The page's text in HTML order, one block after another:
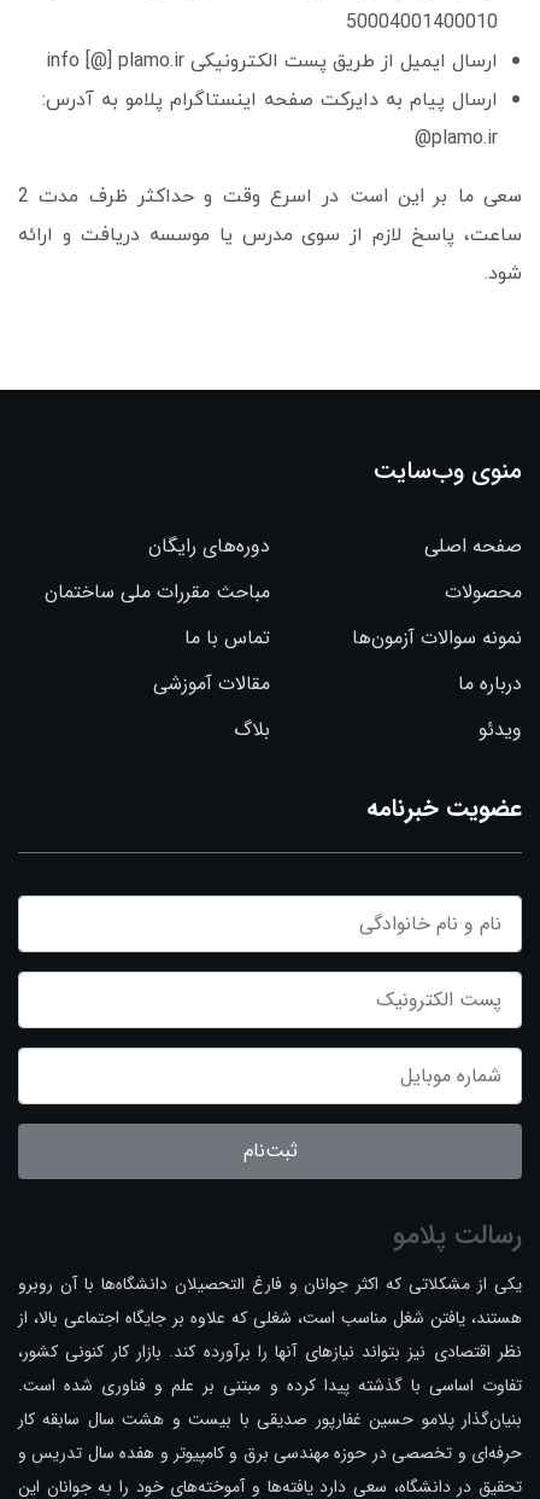
50004001400010
ارسال ایمیل از طریق پست الکترونیکی info [@] plamo.ir
ارسال پیام به دایرکت صفحه اینستاگرام پلامو به آدرس:
plamo.ir@
سعی ما بر این است
در اسرع وقت و حداکثر ظرف مدت 2
ساعت، پاسخ لازم از سوی مدرس یا موسسه دریافت و ارائه
شود.
منوی وب‌سایت
صفحه اصلی
دوره‌های رایگان
محصولات
مباحث مقررات ملی ساختمان
نمونه سوالات آزمون‌ها
تماس با ما
درباره ما
مقالات آموزشی
ویدئو
بلاگ
عضویت خبرنامه
ثبت‌نام
رسالت پلامو
یکی از مشکلاتی که اکثر جوانان و فارغ التحصیلان دانشگاه‌ها با آن روبرو
هستند، یافتن شغل مناسب است، شغلی که علاوه بر جایگاه اجتماعی بالا، از
نظر اقتصادی نیز بتواند نیازهای آنها را برآورده کند. بازار کار کنونی کشور،
تفاوت اساسی با گذشته پیدا کرده و مبتنی بر علم و فناوری شده است.
بنیان‌گذار پلامو حسین غفارپور صدیقی با بیست و هشت سال سابقه کار
حرفه‌ای و تخصصی در حوزه مهندسی برق و کامپیوتر و هفده سال تدریس و
تحقیق در دانشگاه، سعی دارد یافته‌ها و آموخته‌های خود را به جوانان این